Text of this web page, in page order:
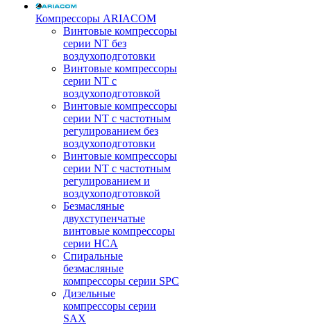
Компрессоры ARIACOM
Винтовые компрессоры
серии NT без
воздухоподготовки
Винтовые компрессоры
серии NT c
воздухоподготовкой
Винтовые компрессоры
серии NT с частотным
регулированием без
воздухоподготовки
Винтовые компрессоры
серии NT с частотным
регулированием и
воздухоподготовкой
Безмасляные
двухступенчатые
винтовые компрессоры
серии HCA
Спиральные
безмасляные
компрессоры серии SPC
Дизельные
компрессоры серии
SAX